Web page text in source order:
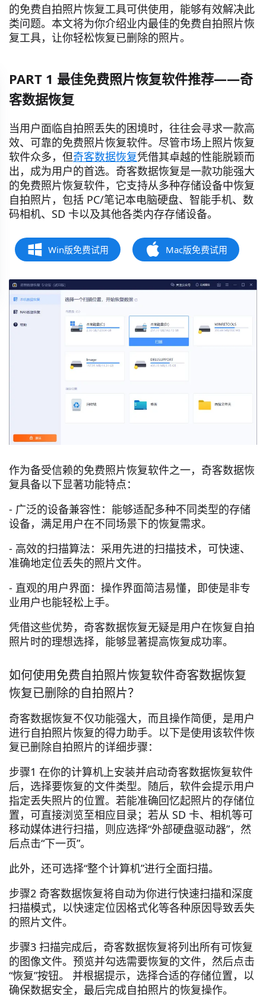
的免费自拍照片恢复工具可供使用，能够有效解决此
类问题。本文将为你介绍业内最佳的免费自拍照片恢
复工具，让你轻松恢复已删除的照片。
PART 1 最佳免费照片恢复软件推荐——奇
客数据恢复
当用户面临自拍照丢失的困境时，往往会寻求一款高
效、可靠的免费照片恢复软件。尽管市场上照片恢复
软件众多，但奇客数据恢复凭借其卓越的性能脱颖而
出，成为用户的首选。奇客数据恢复是一款功能强大
的免费照片恢复软件，它支持从多种存储设备中恢复
自拍照片，包括 PC/笔记本电脑硬盘、智能手机、数
码相机、SD 卡以及其他各类内存存储设备。
Win版免费试用 Mac版免费试用
作为备受信赖的免费照片恢复软件之一，奇客数据恢
复具备以下显著功能特点：
- 广泛的设备兼容性：能够适配多种不同类型的存储
设备，满足用户在不同场景下的恢复需求。
- 高效的扫描算法：采用先进的扫描技术，可快速、
准确地定位丢失的照片文件。
- 直观的用户界面：操作界面简洁易懂，即使是非专
业用户也能轻松上手。
凭借这些优势，奇客数据恢复无疑是用户在恢复自拍
照片时的理想选择，能够显著提高恢复成功率。
如何使用免费自拍照片恢复软件奇客数据恢复
恢复已删除的自拍照片？
奇客数据恢复不仅功能强大，而且操作简便，是用户
进行自拍照片恢复的得力助手。以下是使用该软件恢
复已删除自拍照片的详细步骤：
步骤1 在你的计算机上安装并启动奇客数据恢复软件
后，选择要恢复的文件类型。随后，软件会提示用户
指定丢失照片的位置。若能准确回忆起照片的存储位
置，可直接浏览至相应目录；若从 SD 卡、相机等可
移动媒体进行扫描，则应选择“外部硬盘驱动器”，然
后点击“下一页”。
此外，还可选择“整个计算机”进行全面扫描。
步骤2 奇客数据恢复将自动为你进行快速扫描和深度
扫描模式，以快速定位因格式化等各种原因导致丢失
的照片文件。
步骤3 扫描完成后，奇客数据恢复将列出所有可恢复
的图像文件。预览并勾选需要恢复的文件，然后点击
“恢复”按钮。 并根据提示，选择合适的存储位置，以
确保数据安全，最后完成自拍照片的恢复操作。